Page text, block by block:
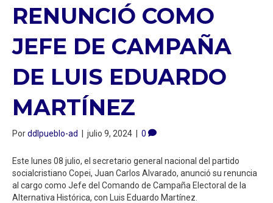
RENUNCIÓ COMO
JEFE DE CAMPAÑA
DE LUIS EDUARDO
MARTÍNEZ
Porddlpueblo-ad | julio 9, 2024 | 0
Este lunes 08 julio, el secretario general nacional del partido
socialcristiano Copei, Juan Carlos Alvarado, anunció su renuncia
al cargo como Jefe del Comando de Campaña Electoral de la
Alternativa Histórica, con Luis Eduardo Martínez.